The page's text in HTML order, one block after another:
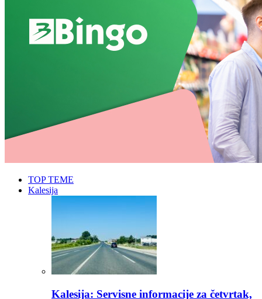
TOP TEME
Kalesija
Kalesija: Servisne informacije za četvrtak,